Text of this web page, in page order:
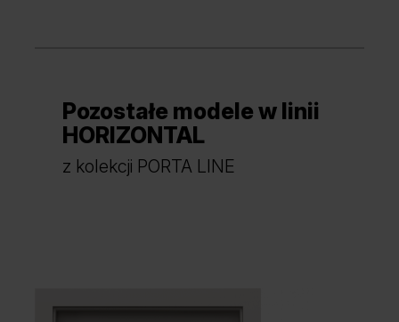
Orzech Naturalny
Pozostałe modele w linii
HORIZONTAL
z kolekcji PORTA LINE